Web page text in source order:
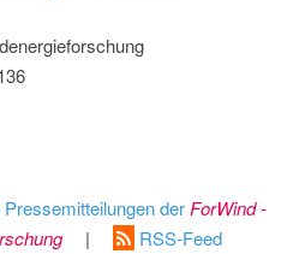
derForWind -
|
RSS-Feed